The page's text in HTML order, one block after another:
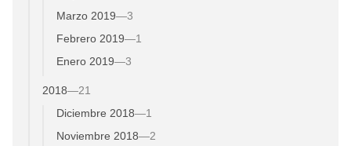
Marzo 2019—3
Febrero 2019—1
Enero 2019—3
2018—21
Diciembre 2018—1
Noviembre 2018—2